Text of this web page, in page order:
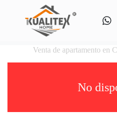
Venta de apartamento en
No